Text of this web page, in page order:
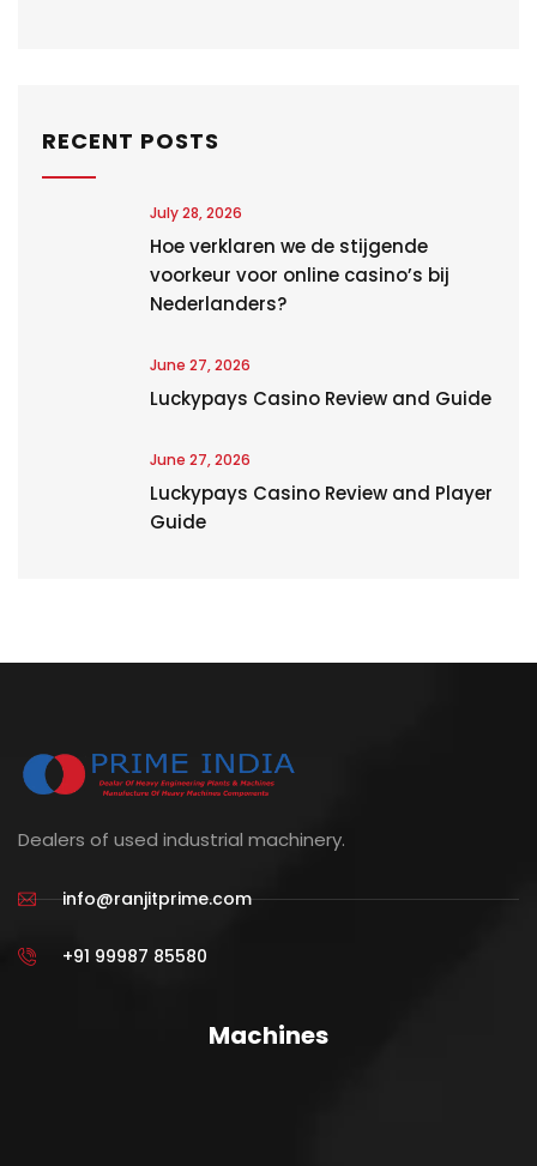
RECENT POSTS
July 28, 2026
Hoe verklaren we de stijgende
voorkeur voor online casino’s bij
Nederlanders?
June 27, 2026
Luckypays Casino Review and Guide
June 27, 2026
Luckypays Casino Review and Player
Guide
Dealers of used industrial machinery.
info@ranjitprime.com
+91 99987 85580
Machines